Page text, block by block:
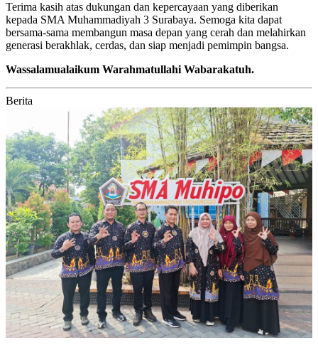
Terima kasih atas dukungan dan kepercayaan yang diberikan
kepada SMA Muhammadiyah 3 Surabaya. Semoga kita dapat
bersama-sama membangun masa depan yang cerah dan melahirkan
generasi berakhlak, cerdas, dan siap menjadi pemimpin bangsa.
Wassalamualaikum Warahmatullahi Wabarakatuh.
Berita